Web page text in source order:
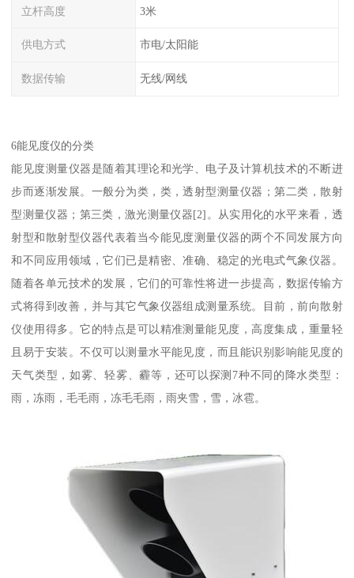
立杆高度 3米
供电方式 市电/太阳能
数据传输 无线/网线
6能见度仪的分类
能见度测量仪器是随着其理论和光学、电子及计算机技术的不断进
步而逐渐发展。一般分为类，类，透射型测量仪器；第二类，散射
型测量仪器；第三类，激光测量仪器[2]。从实用化的水平来看，透
射型和散射型仪器代表着当今能见度测量仪器的两个不同发展方向
和不同应用领域，它们已是精密、准确、稳定的光电式气象仪器。
随着各单元技术的发展，它们的可靠性将进一步提高，数据传输方
式将得到改善，并与其它气象仪器组成测量系统。目前，前向散射
仪使用得多。它的特点是可以精准测量能见度，高度集成，重量轻
且易于安装。不仅可以测量水平能见度，而且能识别影响能见度的
天气类型，如雾、轻雾、霾等，还可以探测7种不同的降水类型：
雨，冻雨，毛毛雨，冻毛毛雨，雨夹雪，雪，冰雹。